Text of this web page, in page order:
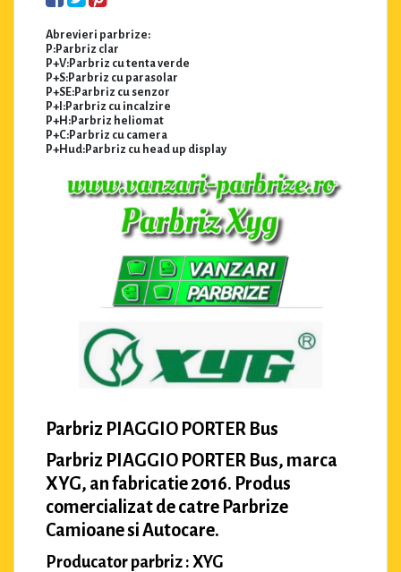
Abrevieri parbrize:
P:Parbriz clar
P+V:Parbriz cu tenta verde
P+S:Parbriz cu parasolar
P+SE:Parbriz cu senzor
P+I:Parbriz cu incalzire
P+H:Parbriz heliomat
P+C:Parbriz cu camera
P+Hud:Parbriz cu head up display
Parbriz PIAGGIO PORTER Bus
Parbriz PIAGGIO PORTER Bus, marca
XYG, an fabricatie 2016. Produs
comercializat de catre Parbrize
Camioane si Autocare.
Producator parbriz : XYG